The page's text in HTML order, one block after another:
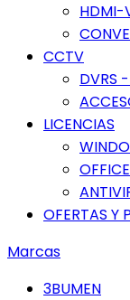
HDMI-
CCTV
DVRS
LICENCIAS
OFFICE
OFERTAS Y
Marcas
3BUMEN